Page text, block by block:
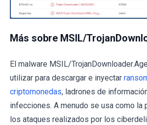
Más sobre MSIL/
El malware MSIL/
utilizar para descargar e inyectar
criptomonedas, ladrones de
infecciones. A menudo se usa como la
los ataques realizados por los